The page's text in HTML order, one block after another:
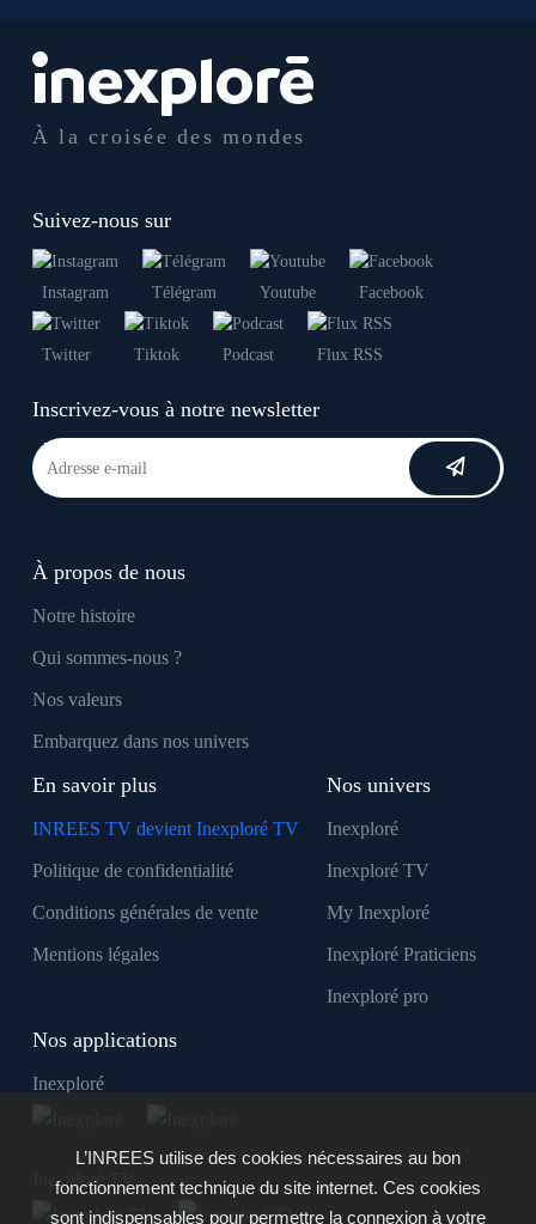
À la croisée des mondes
Suivez-nous sur
Instagram Télégram Youtube Facebook
Twitter Tiktok Podcast Flux RSS
Inscrivez-vous à notre newsletter
À propos de nous
Notre histoire
Qui sommes-nous ?
Nos valeurs
Embarquez dans nos univers
En savoir plus
INREES TV devient Inexploré TV
Politique de confidentialité
Conditions générales de vente
Mentions légales
Nos univers
Inexploré
Inexploré TV
My Inexploré
Inexploré Praticiens
Inexploré pro
Nos applications
Inexploré
Inexploré TV
L’INREES utilise des cookies nécessaires au bon
fonctionnement technique du site internet. Ces cookies
sont indispensables pour permettre la connexion à votre